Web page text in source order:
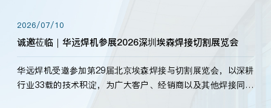
标准，持之以恒研发新产品、新技术。新老客户、行业伙伴、
海内外客户为目睹公司发布的新产…
2026/07/10
诚邀莅临｜华远焊机参展2026深圳埃森焊接切割展览会
华远焊机受邀参加第29届北京埃森焊接与切割展览会，以深耕
行业33载的技术积淀，为广大客户、经销商以及其他焊接同仁